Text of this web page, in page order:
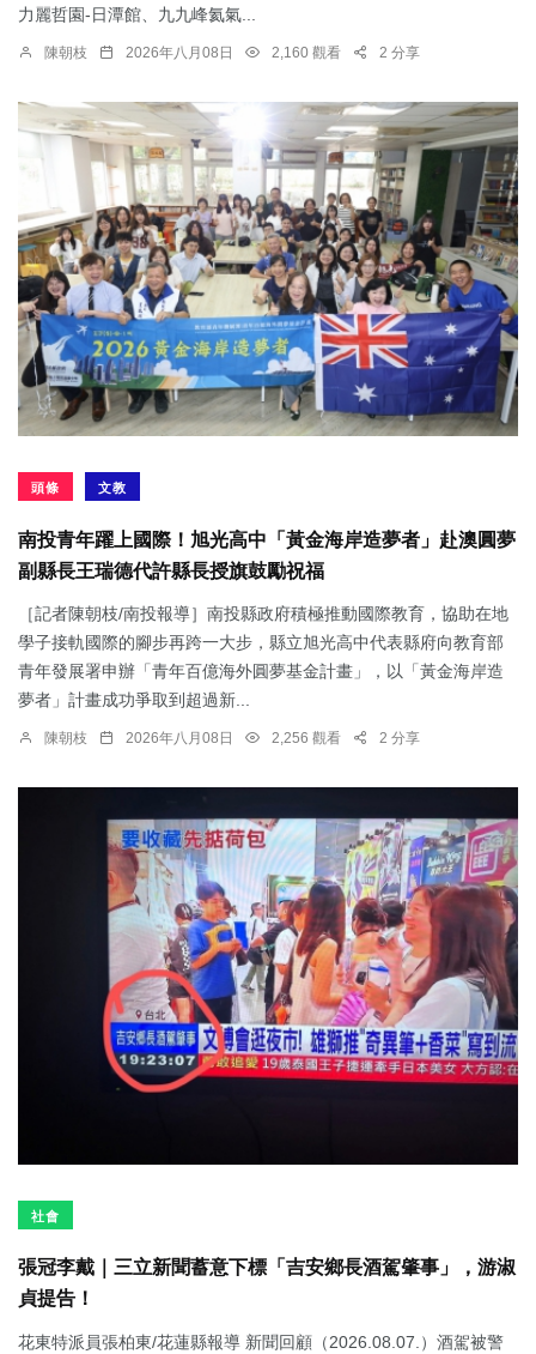
力麗哲園-日潭館、九九峰氦氣...
陳朝枝 2026年八月08日 2,160 觀看 2 分享
頭條 文教
南投青年躍上國際！旭光高中「黃金海岸造夢者」赴澳圓夢
副縣長王瑞德代許縣長授旗鼓勵祝福
［記者陳朝枝/南投報導］南投縣政府積極推動國際教育，協助在地
學子接軌國際的腳步再跨一大步，縣立旭光高中代表縣府向教育部
青年發展署申辦「青年百億海外圓夢基金計畫」，以「黃金海岸造
夢者」計畫成功爭取到超過新...
陳朝枝 2026年八月08日 2,256 觀看 2 分享
社會
張冠李戴｜三立新聞蓄意下標「吉安鄉長酒駕肇事」，游淑
貞提告！
花東特派員張柏東/花蓮縣報導 新聞回顧（2026.08.07.）酒駕被警